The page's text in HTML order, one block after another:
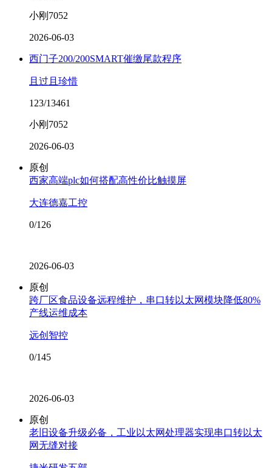
小刚7052
2026-06-03
西门子200/200SMART催缴尾款程序
且过且珍惜
123/13461
小刚7052
2026-06-03
原创
西家高端plc如何搭配高性价比触摸屏
大连德嘉工控
0/126
2026-06-03
原创
跨厂区食品设备远程维护，串口转以太网模块降低80%
产线运维成本
远创智控
0/145
2026-06-03
原创
老旧设备升级必备，工业以太网处理器实现串口转以太
网无缝对接